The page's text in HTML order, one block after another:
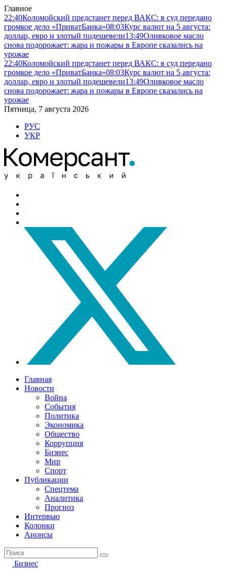
Главное
22:40Коломойский предстанет перед ВАКС: в суд передано
громкое дело «ПриватБанка»08:03Курс валют на 5 августа:
доллар, евро и злотый подешевели13:49Оливковое масло
снова подорожает: жара и пожары в Европе сказались на
урожае
22:40Коломойский предстанет перед ВАКС: в суд передано
громкое дело «ПриватБанка»08:03Курс валют на 5 августа:
доллар, евро и злотый подешевели13:49Оливковое масло
снова подорожает: жара и пожары в Европе сказались на
урожае
Пятница, 7 августа 2026
РУС
УКР
Главная
Новости
Война
События
Политика
Экономика
Общество
Коррупция
Бизнес
Мир
Спорт
Публикации
Спецтема
Аналитика
Прогноз
Интервью
Колонки
Анонсы
Бизнес